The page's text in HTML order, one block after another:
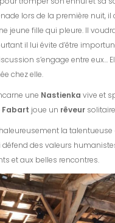
lors de la première nuit, il
jeune fille qui pleure. Il
il lui évite d’être
s’engage entre eux…
chez elle.
une Nastienka vive et
Fabart joue un rêveur
la talentueuse
défend des valeurs
et aux belles rencontres.